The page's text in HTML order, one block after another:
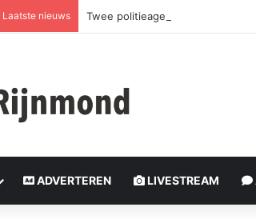
Laatste nieuws Twee politieagenten gewond na
ADVERTEREN LIVESTREAM